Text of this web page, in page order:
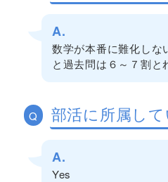
A.
数学が本番に難化しな
と過去問は６～７割と
Q 部活に所属し
A.
Yes